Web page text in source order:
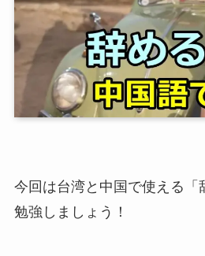
今回は台湾と中国で使える「
勉強しましょう！